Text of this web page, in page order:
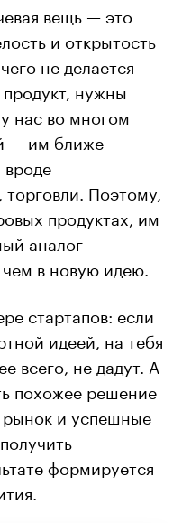
вещь — это
и открытость
не делается
нужны
нас во многом
— им ближе
торговли. Поэтому,
продуктах, им
аналог
в новую идею.
стартапов: если
идеей, на тебя
всего, не дадут. А
похожее решение
и успешные
формируется